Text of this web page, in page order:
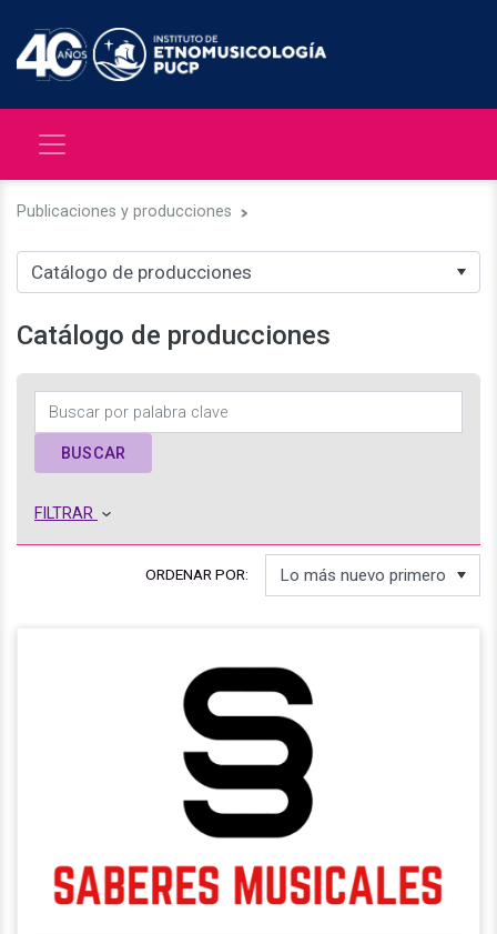
Publicaciones y producciones
Catálogo de producciones
FILTRAR
ORDENAR POR: